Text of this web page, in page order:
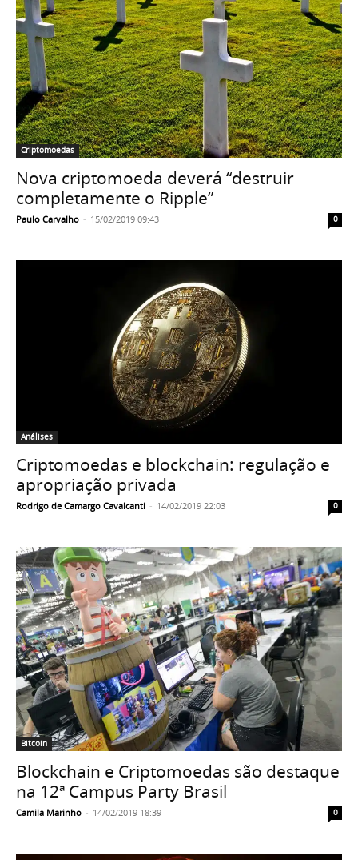
Criptomoedas
Nova criptomoeda deverá “destruir
completamente o Ripple”
Paulo Carvalho - 15/02/2019 09:43 0
Análises
Criptomoedas e blockchain: regulação e
apropriação privada
Rodrigo de Camargo Cavalcanti - 14/02/2019 22:03 0
Bitcoin
Blockchain e Criptomoedas são destaque
na 12ª Campus Party Brasil
Camila Marinho - 14/02/2019 18:39 0